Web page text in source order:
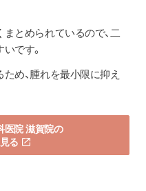
とめられているので、二
です。
め、腫れを最小限に抑え
医院 滋賀院の
る